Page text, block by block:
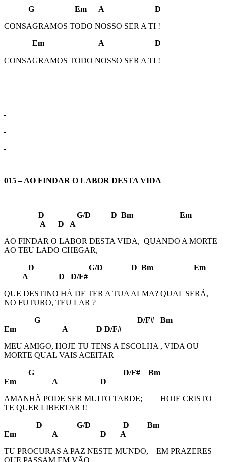
G Em A D
CONSAGRAMOS TODO NOSSO SER A TI !
Em A D
CONSAGRAMOS TODO NOSSO SER A TI !
015 – AO FINDAR O LABOR DESTA VIDA
D G/D D Bm Em
A D A
AO FINDAR O LABOR DESTA VIDA, QUANDO A MORTE
AO TEU LADO CHEGAR,
D G/D D Bm Em
A D D/F#
QUE DESTINO HÁ DE TER A TUA ALMA? QUAL SERÁ,
NO FUTURO, TEU LAR ?
G D/F# Bm
Em A D D/F#
MEU AMIGO, HOJE TU TENS A ESCOLHA , VIDA OU
MORTE QUAL VAIS ACEITAR
G D/F# Bm
Em A D
AMANHÃ PODE SER MUITO TARDE; HOJE CRISTO
TE QUER LIBERTAR !!
D G/D D Bm
Em A D A
TU PROCURAS A PAZ NESTE MUNDO, EM PRAZERES